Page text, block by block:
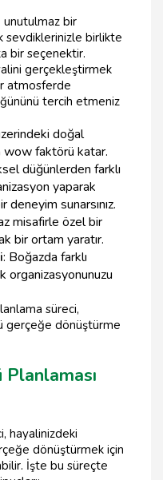
unutulmaz bir
sevdiklerinizle birlikte
bir seçenektir.
gerçekleştirmek
atmosferde
tercih etmeniz
doğal
wow faktörü katar.
düğünlerden farklı
yaparak
sunarsınız.
misafirle özel bir
bir ortam yaratır.
: Boğazda farklı
süreci,
gerçeğe dönüştürme
hayalinizdeki
dönüştürmek için
İşte bu süreçte